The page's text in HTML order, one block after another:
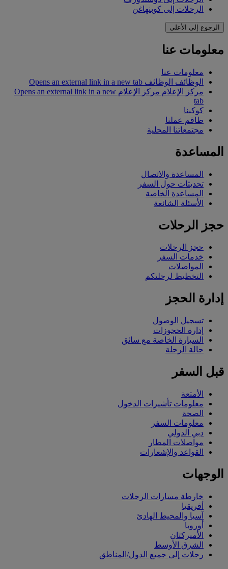
الرحلات إلى كوبنهاغن
الرجوع إلى الأعلى
معلومات عنا
معلومات عنا
الوظائف الوظائف Opens an external link in a new tab
مركز الإعلام
مركز الإعلام Opens an external link in a new
tab
كوكبنا
طاقم عملنا
مجتمعاتنا المحلية
المساعدة
المساعدة والاتصال
تحديثات حول السفر
المساعدة الخاصة
الأسئلة الشائعة
حجز الرحلات
حجز الرحلات
خدمات السفر
المواصلات
التخطيط لرحلتكم
إدارة الحجز
تسجيل الوصول
إدارة الحجوزات
السيارة الخاصة مع سائق
حالة الرحلة
قبل السفر
الأمتعة
معلومات تأشيرات الدخول
الصحة
معلومات السفر
دبي الدولي
مواصلات المطار
القواعد والإشعارات
الوجهات
خارطة مسارات الرحلات
أفريقيا
آسيا والمحيط الهادئ
أوروبا
الأميركتان
الشرق الأوسط
رحلات إلى جميع الدول/المناطق